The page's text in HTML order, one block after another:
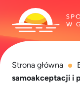
Strona główna
samoakceptacji i